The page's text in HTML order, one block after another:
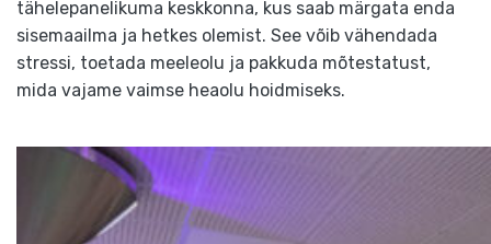
tähelepanelikuma keskkonna, kus saab märgata enda
sisemaailma ja hetkes olemist. See võib vähendada
stressi, toetada meeleolu ja pakkuda mõtestatust,
mida vajame vaimse heaolu hoidmiseks.